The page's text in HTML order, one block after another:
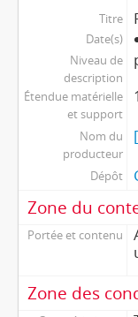
Titre
Date(s)
Niveau de
description
Étendue matérielle
et support
Nom du
producteur
Dépôt
Zone du
Portée et contenu
Zone des